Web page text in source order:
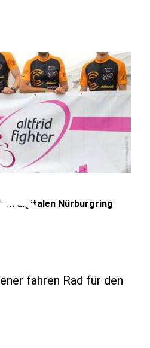
digitalen Nürburgring
fahren Rad für den